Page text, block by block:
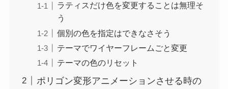
ラティスだけ色を変更することは無理そ
う
個別の色を指定はできなさそう
テーマでワイヤーフレームごと変更
テーマの色のリセット
ポリゴン変形アニメーションさせる時の